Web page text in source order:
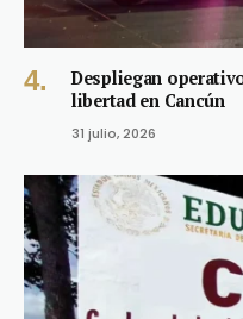
Despliegan
libertad en Cancún
31 julio, 2026